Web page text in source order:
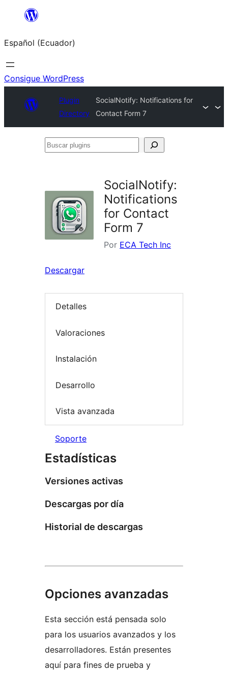
Saltar
contenido
Español (Ecuador)
Consigue WordPress
Plugin
Directory
SocialNotify: Notifications for
Contact Form 7
Buscar
SocialNotify:
Notifications
for Contact
Form 7
Por ECA Tech Inc
Descargar
Detalles
Valoraciones
Instalación
Desarrollo
Vista avanzada
Soporte
Estadísticas
Versiones activas
Descargas por día
Historial de descargas
Opciones avanzadas
Esta sección está pensada solo
para los usuarios avanzados y los
desarrolladores. Están presentes
aquí para fines de prueba y